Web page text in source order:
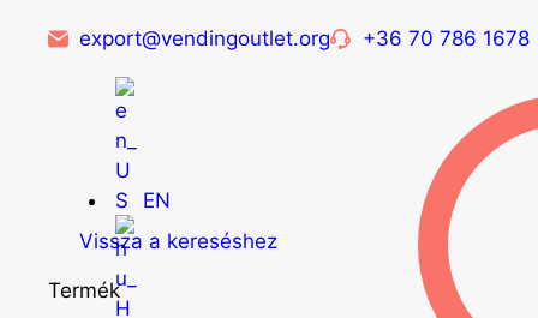
export@vendingoutlet.org +36 70 786 1678
EN
Vissza a kereséshez
Termék